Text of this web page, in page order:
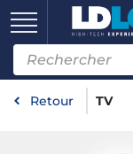
Retour TV